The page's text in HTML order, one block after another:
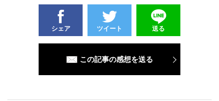
シェア ツイート 送る
この記事の感想を送る